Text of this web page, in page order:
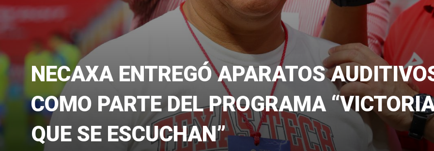
NECAXA ENTREGÓ APARATOS
COMO PARTE DEL PROGRAMA
QUE SE ESCUCHAN”